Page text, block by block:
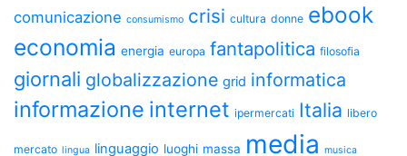
comunicazione consumismo crisi cultura donne ebook
economia energia europa fantapolitica filosofia
giornali globalizzazione grid informatica
informazione internet ipermercati Italia libero
mercato lingua linguaggio luoghi massa media musica